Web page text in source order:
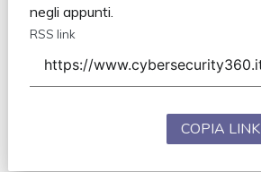
negli appunti.
RSS link
COPIA LINK